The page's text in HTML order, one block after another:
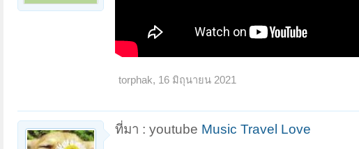
torphak, 16 มิถุนายน 2021
ที่มา : youtube Music Travel Love